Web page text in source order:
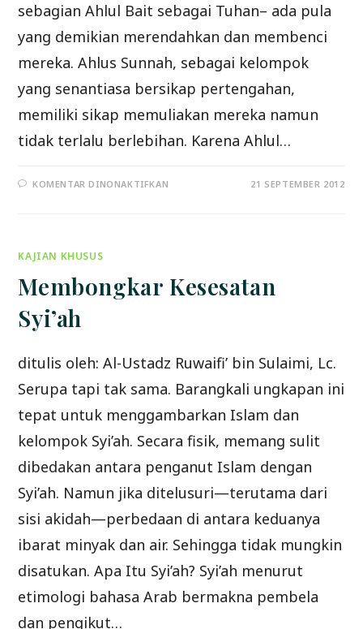
sebagian Ahlul Bait sebagai Tuhan– ada pula
yang demikian merendahkan dan membenci
mereka. Ahlus Sunnah, sebagai kelompok
yang senantiasa bersikap pertengahan,
memiliki sikap memuliakan mereka namun
tidak terlalu berlebihan. Karena Ahlul…
KOMENTAR DINONAKTIFKAN 21 SEPTEMBER 2012
KAJIAN KHUSUS
Membongkar Kesesatan
Syi’ah
ditulis oleh: Al-Ustadz Ruwaifi’ bin Sulaimi, Lc.
Serupa tapi tak sama. Barangkali ungkapan ini
tepat untuk menggambarkan Islam dan
kelompok Syi’ah. Secara fisik, memang sulit
dibedakan antara penganut Islam dengan
Syi’ah. Namun jika ditelusuri—terutama dari
sisi akidah—perbedaan di antara keduanya
ibarat minyak dan air. Sehingga tidak mungkin
disatukan. Apa Itu Syi’ah? Syi’ah menurut
etimologi bahasa Arab bermakna pembela
dan pengikut…